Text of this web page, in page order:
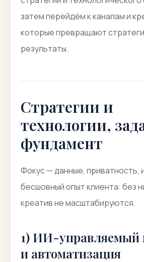
затем перейдём к каналам и
которые превращают
результаты.
Стратегии и
технологии,
фундамент
Фокус — данные, приватность,
бесшовный опыт клиента: без
креатив не масштабируются.
1) ИИ-управляемый
и автоматизация